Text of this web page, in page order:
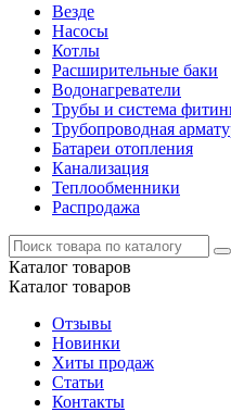
Везде
Насосы
Котлы
Расширительные баки
Водонагреватели
Трубы и система
Трубопроводная
Батареи отопления
Канализация
Теплообменники
Распродажа
Каталог товаров
Каталог товаров
Отзывы
Новинки
Хиты продаж
Статьи
Контакты